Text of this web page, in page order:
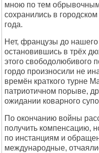
мною по тем
сохранились в
года.
Нет, французы до
остановившись в трёх
этого свободолюбивого
гордо произносили не
времён краткого турне
патриотичном порыве,
ожидании коварного
По окончанию войны
получить компенсацию,
по инстанциям и
международные,